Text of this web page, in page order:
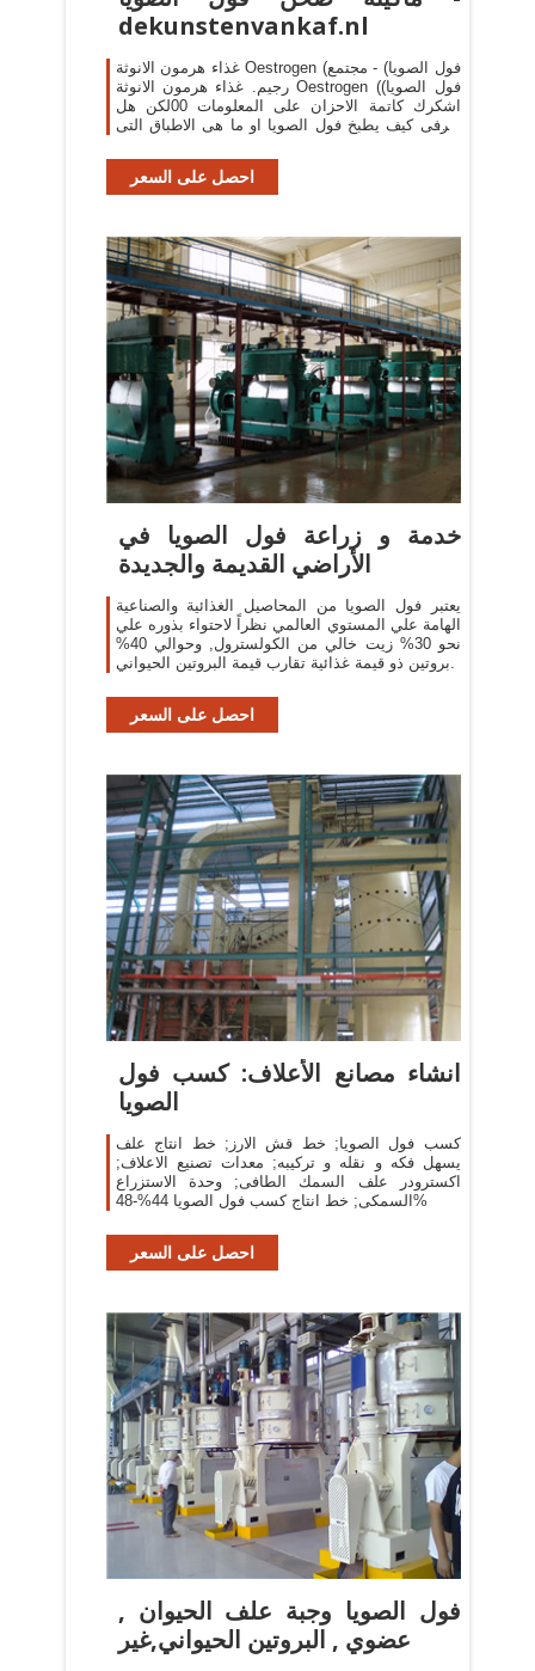
dekunstenvankaf.nl
غذاء هرمون الانوثة Oestrogen (فول الصويا) - مجتمع
رجيم. غذاء هرمون الانوثة Oestrogen (فول الصويا)
اشكرك كاتمة الاحزان على المعلومات 00لكن هل
تعرفى كيف يطبخ فول الصويا او ما هى الاطباق التى
احصل على السعر
خدمة و زراعة فول الصويا في
الأراضي القديمة والجديدة
يعتبر فول الصويا من المحاصيل الغذائية والصناعية
الهامة علي المستوي العالمي نظراً لاحتواء بذوره علي
نحو 30% زيت خالي من الكولسترول, وحوالي 40%
بروتين ذو قيمة غذائية تقارب قيمة البروتين الحيواني.
احصل على السعر
انشاء مصانع الأعلاف: كسب فول
الصويا
كسب فول الصويا; خط قش الارز; خط انتاج علف
يسهل فكه و نقله و تركيبه; معدات تصنيع الاعلاف;
اكسترودر علف السمك الطافى; وحدة الاستزراع
السمكى; خط انتاج كسب فول الصويا 44%-48%
احصل على السعر
فول الصويا وجبة علف الحيوان ,
عضوي , البروتين الحيواني,غير